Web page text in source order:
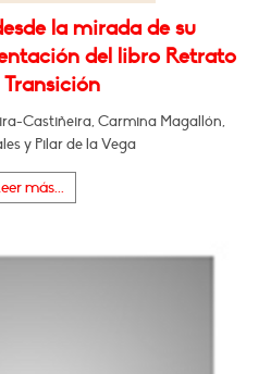
la mirada de su
del libro Retrato
Castiñeira, Carmina Magallón,
y Pilar de la Vega
más...